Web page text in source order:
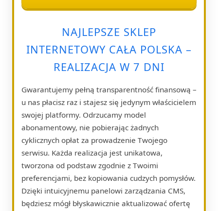
NAJLEPSZE SKLEP
INTERNETOWY CAŁA POLSKA –
REALIZACJA W 7 DNI
Gwarantujemy pełną transparentność finansową –
u nas płacisz raz i stajesz się jedynym właścicielem
swojej platformy. Odrzucamy model
abonamentowy, nie pobierając żadnych
cyklicznych opłat za prowadzenie Twojego
serwisu. Każda realizacja jest unikatowa,
tworzona od podstaw zgodnie z Twoimi
preferencjami, bez kopiowania cudzych pomysłów.
Dzięki intuicyjnemu panelowi zarządzania CMS,
będziesz mógł błyskawicznie aktualizować ofertę